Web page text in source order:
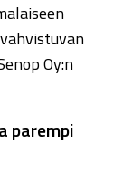
Oy:n
parempi